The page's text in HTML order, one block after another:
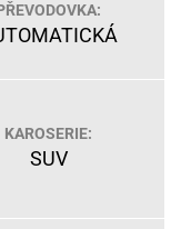
KAROSERIE:
SUV